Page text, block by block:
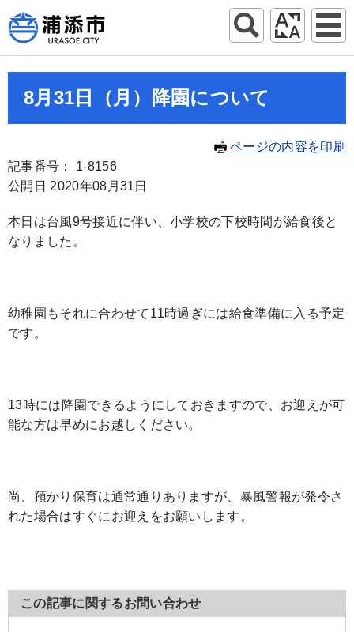
8月31日（月）降園について
ページの内容を印刷
記事番号： 1-8156
公開日 2020年08月31日
本日は台風9号接近に伴い、小学校の下校時間が給食後と
なりました。
幼稚園もそれに合わせて11時過ぎには給食準備に入る予定
です。
13時には降園できるようにしておきますので、お迎えが可
能な方は早めにお越しください。
尚、預かり保育は通常通りありますが、暴風警報が発令さ
れた場合はすぐにお迎えをお願いします。
この記事に関するお問い合わせ